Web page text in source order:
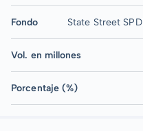
Fondo State Street
Vol. en millones
Porcentaje (%)